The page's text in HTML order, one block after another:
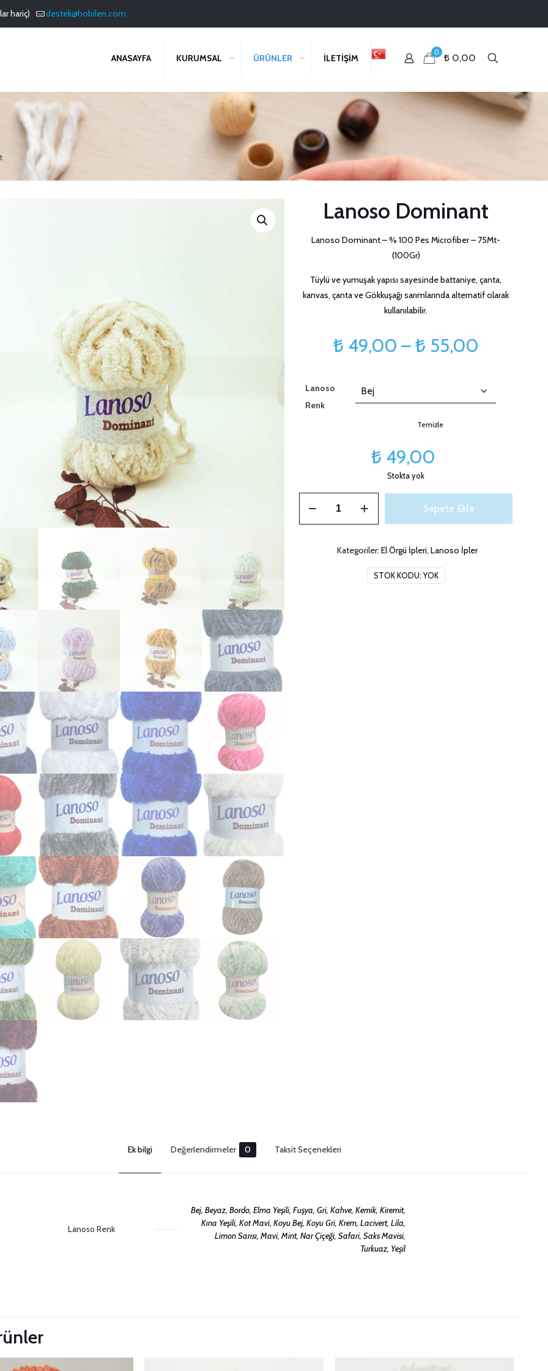
hariç) destek@hobilen.com
ANASAYFA KURUMSAL ÜRÜNLER İLETİŞİM
0 ₺ 0,00
Lanoso Dominant
Lanoso Dominant – % 100 Pes Microfiber – 75Mt-
(100Gr)
Tüylü ve yumuşak yapısı sayesinde battaniye, çanta,
kanvas, çanta ve Gökkuşağı sarımlarında alternatif olarak
kullanılabilir.
₺ 49,00 –₺ 55,00
-
Lanoso
Renk
Temizle
₺ 49,00
Stokta yok
Sepete Ekle
STOK KODU:YOK
Kategoriler:El Örgü İpleri,Lanoso İpler
Ek bilgi Değerlendirmeler 0 Taksit Seçenekleri
Lanoso Renk
Bej, Beyaz, Bordo, Elma Yeşili, Fuşya, Gri, Kahve, Kemik, Kiremit,
Kına Yeşili, Kot Mavi, Koyu Bej, Koyu Gri, Krem, Lacivert, Lila,
Limon Sarısı, Mavi, Mint, Nar Çiçeği, Safari, Saks Mavisi,
Turkuaz, Yeşil